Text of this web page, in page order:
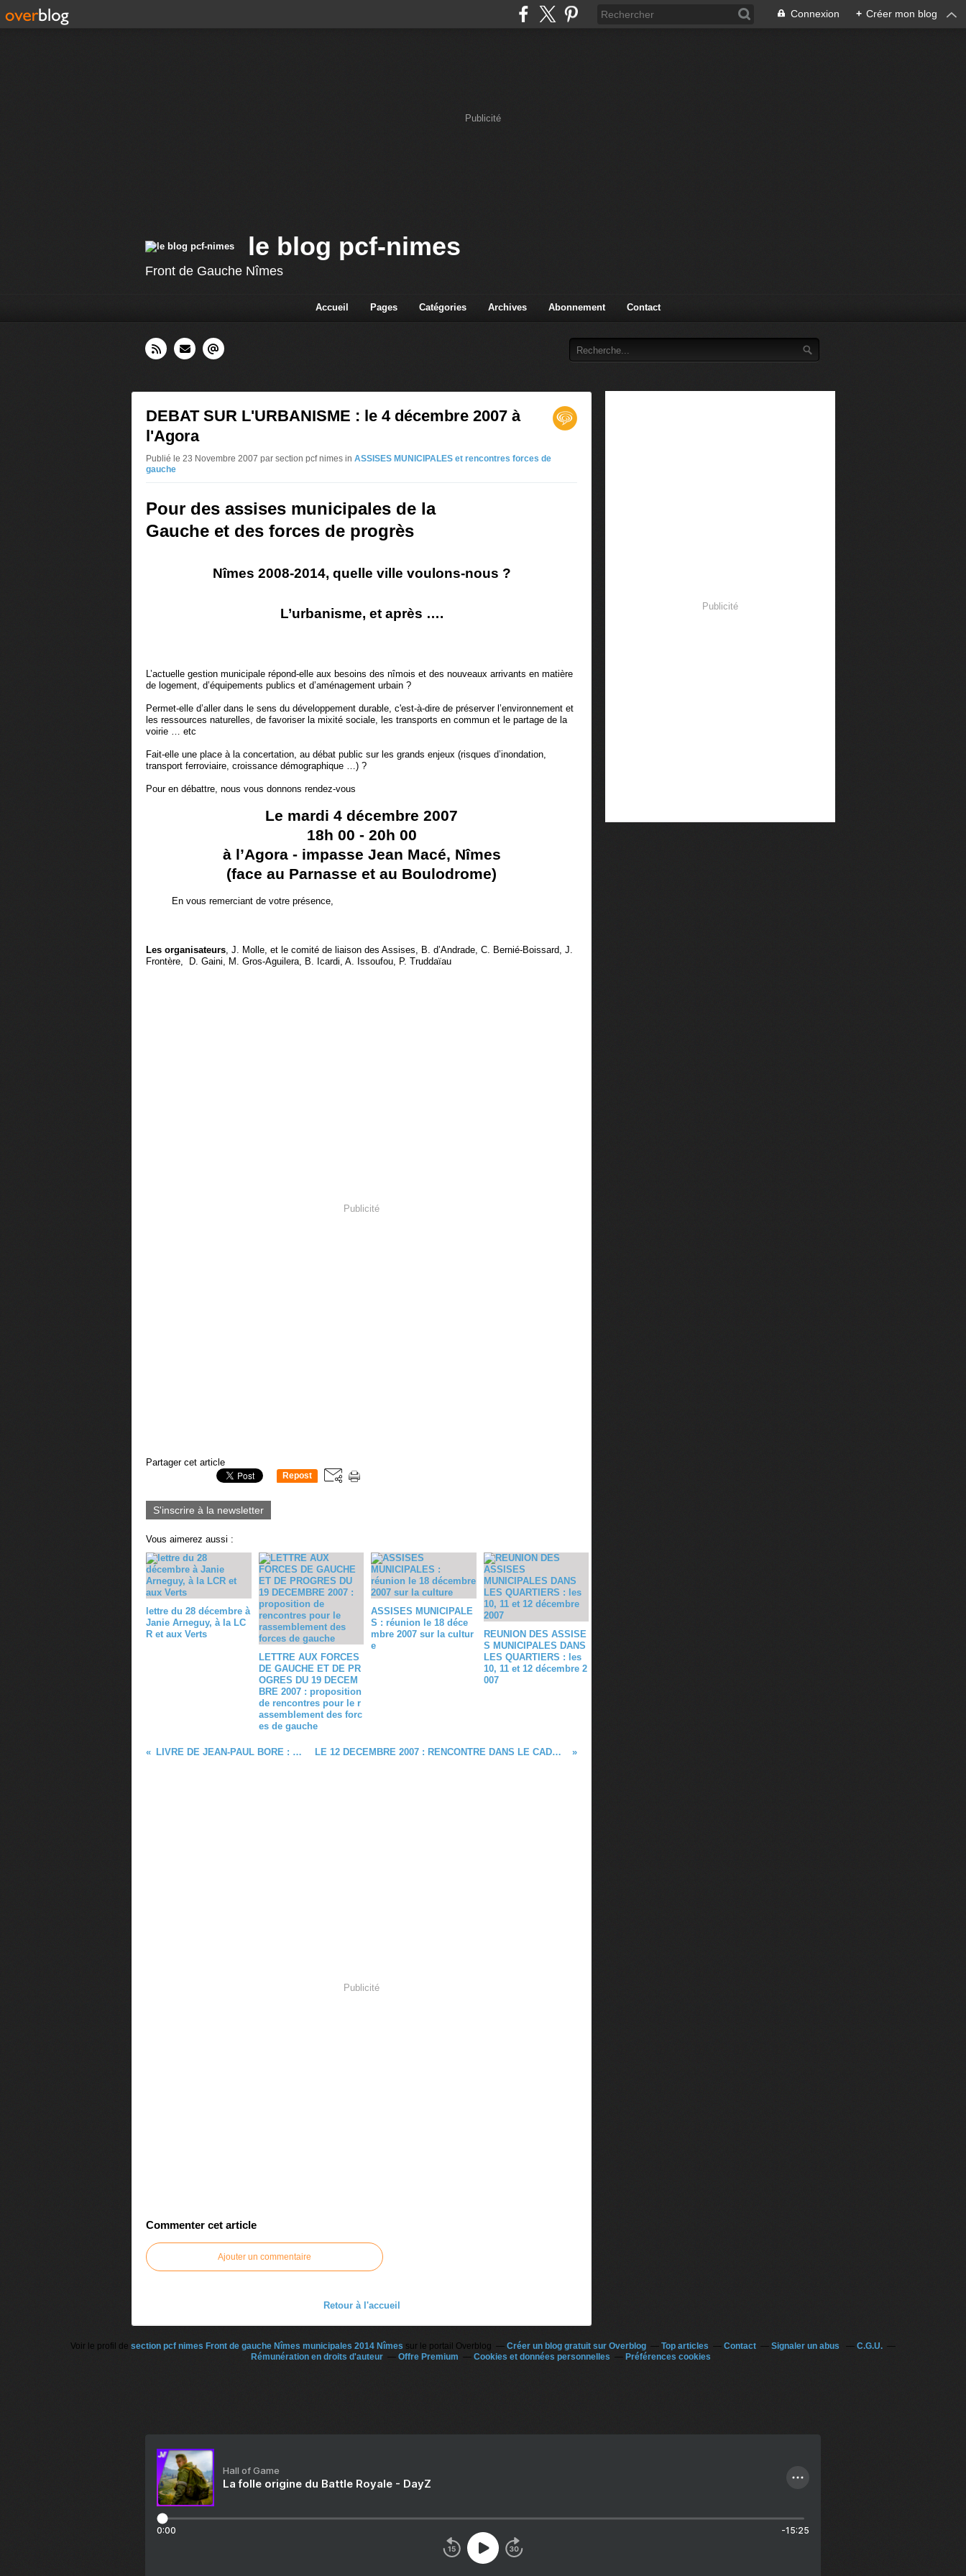
Connexion + Créer mon blog
Publicité
le blog pcf-nimes
Front de Gauche Nîmes
Accueil Pages Catégories Archives Abonnement Contact
DEBAT SUR L'URBANISME : le 4 décembre 2007 à
l'Agora
Publié le 23 Novembre 2007 par section pcf nimes in ASSISES MUNICIPALES et rencontres forces de
gauche
Pour des assises municipales de la
Gauche et des forces de progrès
Nîmes 2008-2014, quelle ville voulons-nous ?
L’urbanisme, et après ….
L’actuelle gestion municipale répond-elle aux besoins des nîmois et des nouveaux arrivants en matière
de logement, d’équipements publics et d’aménagement urbain ?
Permet-elle d’aller dans le sens du développement durable, c'est-à-dire de préserver l’environnement et
les ressources naturelles, de favoriser la mixité sociale, les transports en commun et le partage de la
voirie … etc
Fait-elle une place à la concertation, au débat public sur les grands enjeux (risques d’inondation,
transport ferroviaire, croissance démographique …) ?
Pour en débattre, nous vous donnons rendez-vous
Le mardi 4 décembre 2007
18h 00 - 20h 00
à l’Agora - impasse Jean Macé, Nîmes
(face au Parnasse et au Boulodrome)
En vous remerciant de votre présence,
Les organisateurs, J. Molle, et le comité de liaison des Assises, B. d’Andrade, C. Bernié-Boissard, J.
Frontère, D. Gaini, M. Gros-Aguilera, B. Icardi, A. Issoufou, P. Truddaïau
Publicité
Partager cet article
Repost
S'inscrire à la newsletter
Vous aimerez aussi :
lettre du 28 décembre à
Janie Arneguy, à la LC
R et aux Verts
LETTRE AUX FORCES
DE GAUCHE ET DE PR
OGRES DU 19 DECEM
BRE 2007 : proposition
de rencontres pour le r
assemblement des forc
es de gauche
ASSISES MUNICIPALE
S : réunion le 18 déce
mbre 2007 sur la cultur
e
REUNION DES ASSISE
S MUNICIPALES DANS
LES QUARTIERS : les
10, 11 et 12 décembre 2
007
LIVRE DE JEAN-PAUL BORE : "Vivre ! Obstinement LE 12 DECEMBRE 2007 : RENCONTRE DANS LE CADRE DES ASSISES MUNICIPALES
Publicité
Commenter cet article
Ajouter un commentaire
Retour à l'accueil
Publicité
Voir le profil de section pcf nimes Front de gauche Nîmes municipales 2014 Nîmes sur le portail Overblog Créer un blog gratuit sur Overblog Top articles Contact Signaler un abus
C.G.U.
Rémunération en droits d'auteur
Offre Premium Cookies et données personnelles Préférences cookies
Hall of Game
La folle origine du Battle Royale - DayZ
0:00 -15:25